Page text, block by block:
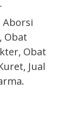
Aborsi
Obat
Obat
Jual